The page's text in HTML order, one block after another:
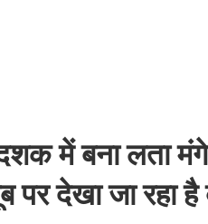
में बना लता
पर देखा जा रहा है